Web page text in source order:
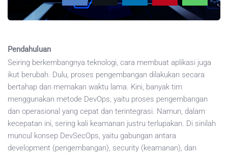
Pendahuluan
Seiring berkembangnya teknologi, cara membuat aplikasi juga
ikut berubah. Dulu, proses pengembangan dilakukan secara
bertahap dan memakan waktu lama. Kini, banyak tim
menggunakan metode DevOps, yaitu proses pengembangan
dan operasional yang cepat dan terintegrasi. Namun, dalam
kecepatan ini, sering kali keamanan justru terlupakan. Di sinilah
muncul konsep DevSecOps, yaitu gabungan antara
development (pengembangan), security (keamanan), dan